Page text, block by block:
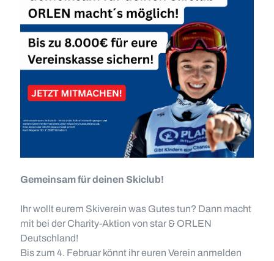
Gemeinsam für deinen Skiclub!
Ihr wollt eurem Skiverein was Gutes tun? Dann macht
mit bei der Charity-Aktion von star & ORLEN
Deutschland!
Bis zum 4. Februar könnt ihr euren Verein anmelden